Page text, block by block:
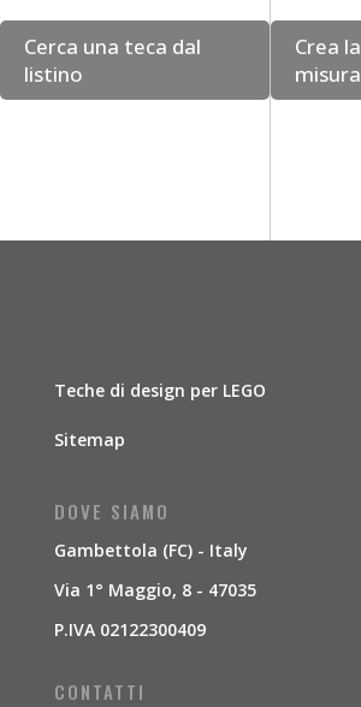
Cerca una teca dal
listino
Crea
misura
Teche di design per LEGO
Sitemap
DOVE SIAMO
Gambettola (FC) - Italy
Via 1° Maggio, 8 - 47035
P.IVA 02122300409
CONTATTI